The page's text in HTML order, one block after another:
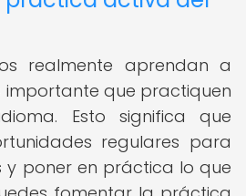
realmente aprendan a
importante que practiquen
Esto significa que
regulares para
y poner en práctica lo que